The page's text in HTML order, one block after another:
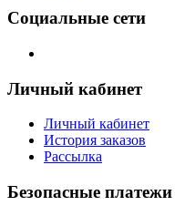
Социальные сети
Личный кабинет
Личный кабинет
История заказов
Рассылка
Безопасные платежи